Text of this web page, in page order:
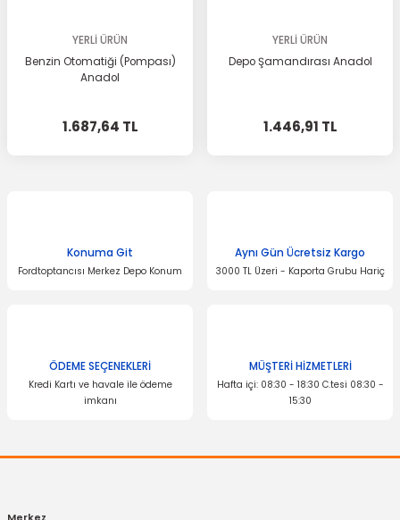
YERLİ ÜRÜN
Benzin Otomatiği (Pompası)
Anadol
1.687,64 TL
YERLİ ÜRÜN
Depo Şamandırası Anadol
1.446,91 TL
Konuma Git
Fordtoptancısı Merkez Depo Konum
Aynı Gün Ücretsiz Kargo
3000 TL Üzeri - Kaporta Grubu Hariç
ÖDEME SEÇENEKLERİ
Kredi Kartı ve havale ile ödeme
imkanı
MÜŞTERİ HİZMETLERİ
Hafta içi: 08:30 - 18:30 C.tesi 08:30 -
15:30